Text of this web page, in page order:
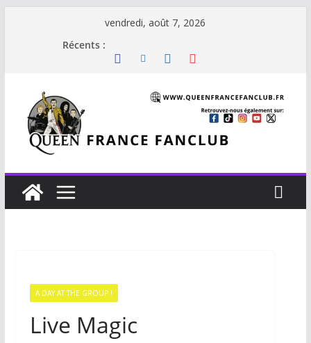
vendredi, août 7, 2026
Récents :
A DAY AT THE GROUP !
Live Magic